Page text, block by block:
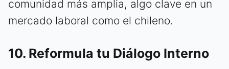
comunidad más amplia, algo clave en un
mercado laboral como el chileno.
10. Reformula tu Diálogo Interno